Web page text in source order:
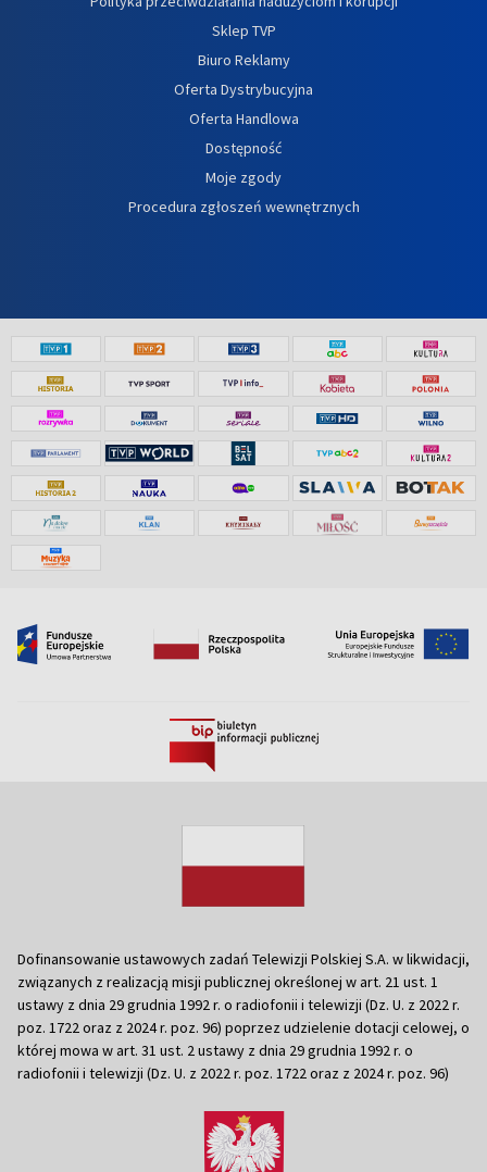
Sklep TVP
Biuro Reklamy
Oferta Dystrybucyjna
Oferta Handlowa
Dostępność
Moje zgody
Procedura zgłoszeń wewnętrznych
Dofinansowanie ustawowych zadań Telewizji Polskiej S.A. w likwidacji,
związanych z realizacją misji publicznej określonej w art. 21 ust. 1
ustawy z dnia 29 grudnia 1992 r. o radiofonii i telewizji (Dz. U. z 2022 r.
poz. 1722 oraz z 2024 r. poz. 96) poprzez udzielenie dotacji celowej, o
której mowa w art. 31 ust. 2 ustawy z dnia 29 grudnia 1992 r. o
radiofonii i telewizji (Dz. U. z 2022 r. poz. 1722 oraz z 2024 r. poz. 96)